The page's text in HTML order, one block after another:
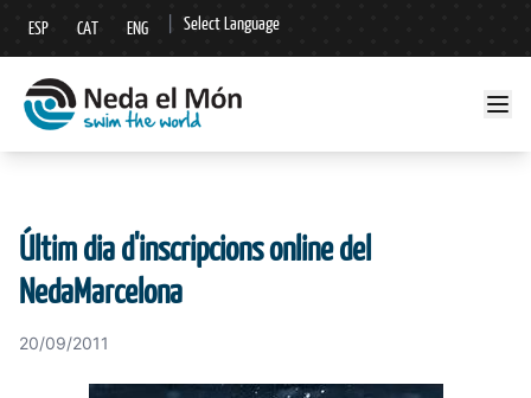
ESP CAT ENG Select Language
▼
Últim dia d'inscripcions online del
NedaMarcelona
20/09/2011